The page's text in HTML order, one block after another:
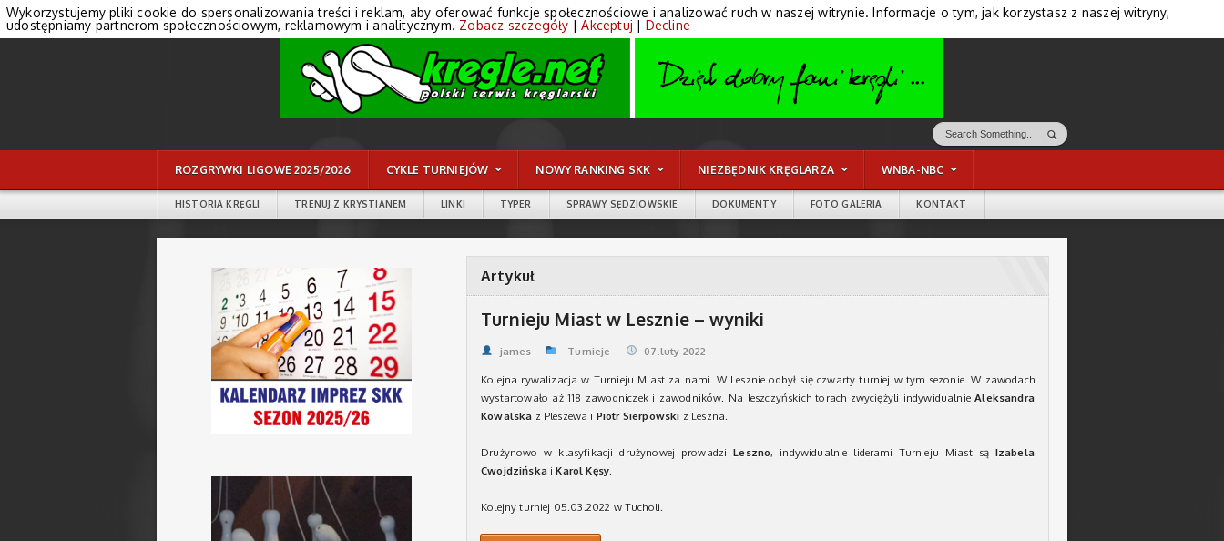
ROZGRYWKI LIGOWE 2025/2026 CYKLE TURNIEJÓW NOWY RANKING SKK NIEZBĘDNIK KRĘGLARZA WNBA-NBC
HISTORIA KRĘGLI TRENUJ Z KRYSTIANEM LINKI TYPER SPRAWY SĘDZIOWSKIE DOKUMENTY FOTO GALERIA KONTAKT
Artykuł
Turnieju Miast w Lesznie – wyniki
james Turnieje 07.luty 2022
Kolejna rywalizacja w Turnieju Miast za nami. W Lesznie odbył się czwarty turniej w tym sezonie. W zawodach
wystartowało aż 118 zawodniczek i zawodników. Na leszczyńskich torach zwyciężyli indywidualnieAleksandra
Kowalska z Pleszewa i Piotr Sierpowski z Leszna.
Drużynowo w klasyfikacji drużynowej prowadziLeszno, indywidualnie liderami Turnieju Miast są Izabela
CwojdzińskaiKarol Kęsy.
Kolejny turniej 05.03.2022 w Tucholi.
Wykorzystujemy pliki cookie do spersonalizowania treści i reklam, aby oferować funkcje społecznościowe i analizować ruch w naszej witrynie. Informacje o tym, jak korzystasz z naszej witryny,
udostępniamy partnerom społecznościowym, reklamowym i analitycznym. Zobacz szczegóły |Akceptuj | Decline